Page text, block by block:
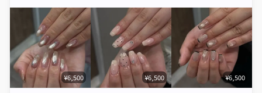
¥6,500 ¥6,500 ¥6,500